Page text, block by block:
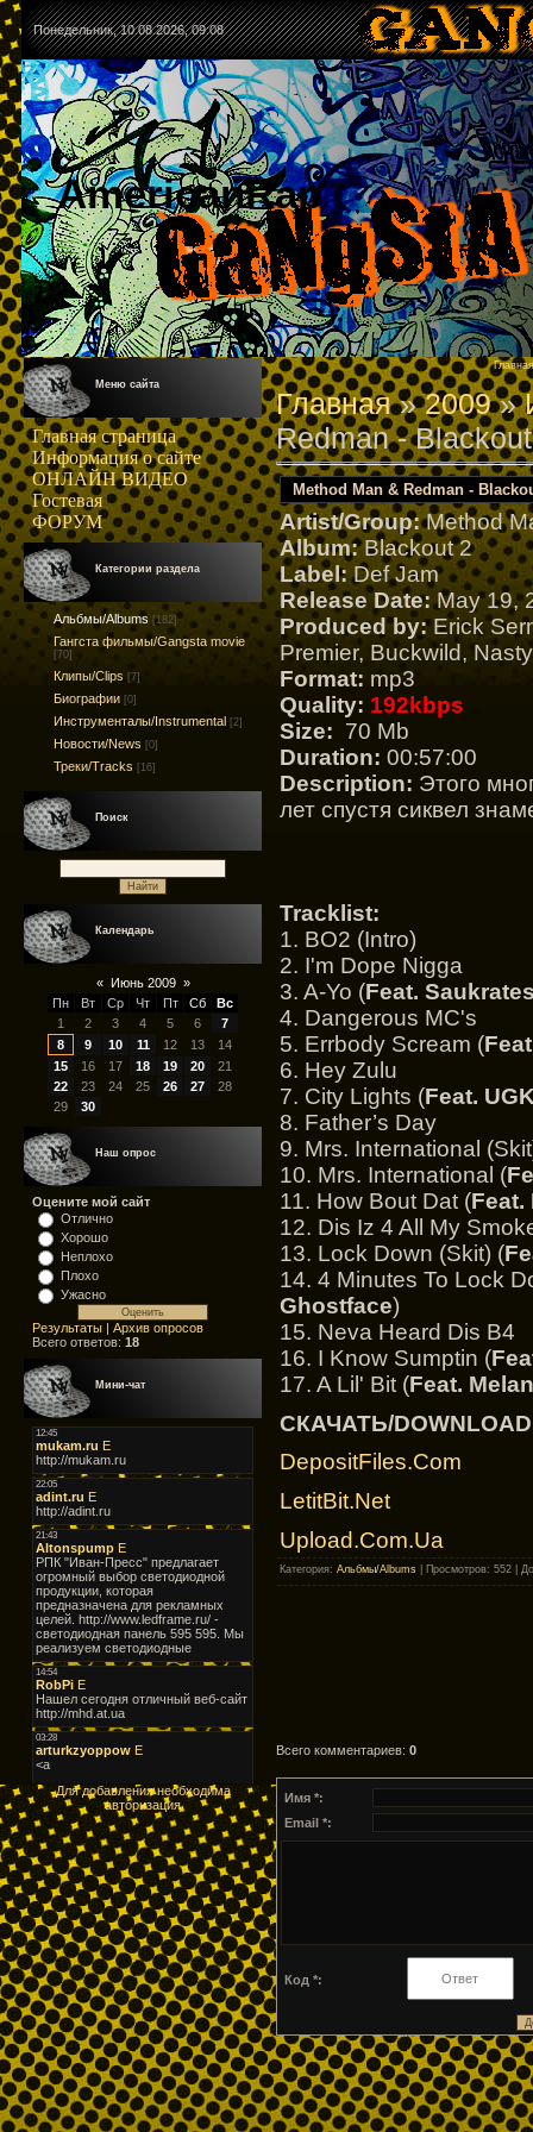
Понедельник, 10.08.2026, 09:08
AmericanRap
Меню сайта
Главная страница
Информация о сайте
ОНЛАЙН ВИДЕО
Гостевая
ФОРУМ
Категории раздела
Альбмы/Albums [182]
Гангста фильмы/Gangsta movie
[70]
Клипы/Clips [7]
Биографии [0]
Инструменталы/Instrumental [2]
Новости/News [0]
Треки/Tracks [16]
Поиск
Календарь
« Июнь 2009 »
Пн
Вт Ср Чт Пт Сб
Вс
1
2 3 4 5 6
7
8
9 10 11 12 13
14
15
16 17 18 19 20
21
22
23 24 25 26 27
28
29
30
Наш опрос
Оцените мой сайт
Отлично
Хорошо
Неплохо
Плохо
Ужасно
Результаты | Архив опросов
Всего ответов: 18
Мини-чат
Для добавления необходима
авторизация
Главная
Главная»2009 »
Redman -
Method Man & Redman -
Artist/Group:Method
Album:Blackout 2
Label:Def Jam
Release Date:May 19,
Produced by:Erick
Premier, Buckwild,
Format: mp3
Quality: 192kbps
Size: 70 Mb
Duration: 00:57:00
Description: Этого
лет спустя сиквел
Tracklist:
1. BO2 (Intro)
2. I'm Dope Nigga
3. A-Yo (Feat.
4. Dangerous MC's
5. Errbody Scream (
6. Hey Zulu
7. City Lights (Feat.
8. Father’s Day
9. Mrs. International
10. Mrs. International (
11. How Bout Dat (Feat.
12. Dis Iz 4 All My
13. Lock Down (Skit) (
14. 4 Minutes To Lock
Ghostface)
15. Neva Heard Dis B4
16. I Know Sumptin (
17. A Lil' Bit (Feat.
СКАЧАТЬ/
DepositFiles.Com
LetitBit.Net
Upload.Com.Ua
Категория: Альбмы/Albums Просмотров: 552 |
Всего комментариев: 0
Имя *:
Email *:
Код *: